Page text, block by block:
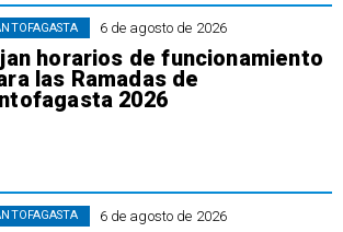
6 de agosto de 2026
horarios de funcionamiento
las Ramadas de
2026
6 de agosto de 2026